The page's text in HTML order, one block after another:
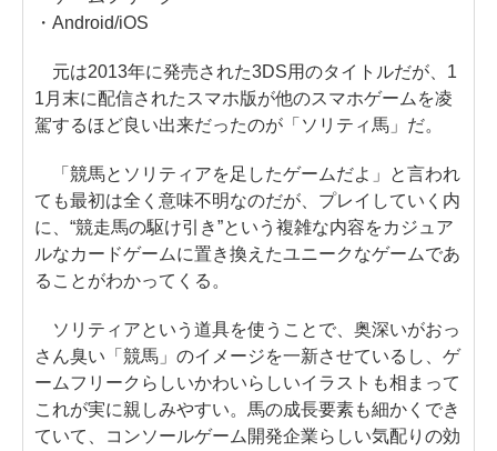
・Android/iOS
元は2013年に発売された3DS用のタイトルだが、1
1月末に配信されたスマホ版が他のスマホゲームを凌
駕するほど良い出来だったのが「ソリティ馬」だ。
「競馬とソリティアを足したゲームだよ」と言われ
ても最初は全く意味不明なのだが、プレイしていく内
に、“競走馬の駆け引き”という複雑な内容をカジュア
ルなカードゲームに置き換えたユニークなゲームであ
ることがわかってくる。
ソリティアという道具を使うことで、奥深いがおっ
さん臭い「競馬」のイメージを一新させているし、ゲ
ームフリークらしいかわいらしいイラストも相まって
これが実に親しみやすい。馬の成長要素も細かくでき
ていて、コンソールゲーム開発企業らしい気配りの効